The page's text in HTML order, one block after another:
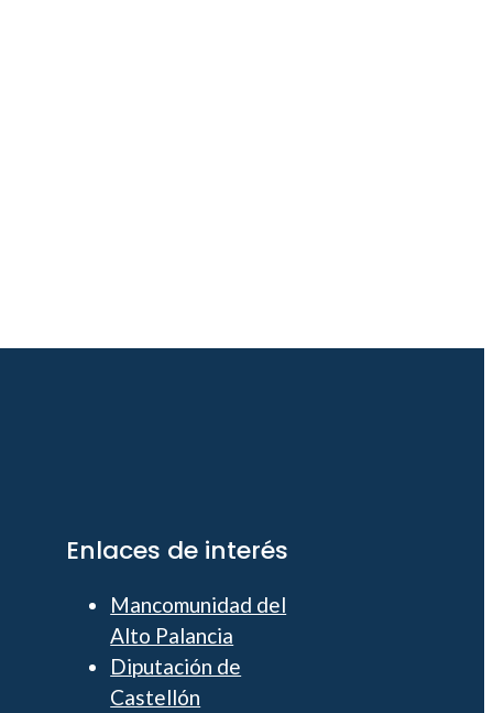
Enlaces de interés
Mancomunidad del
Alto Palancia
Diputación de
Castellón